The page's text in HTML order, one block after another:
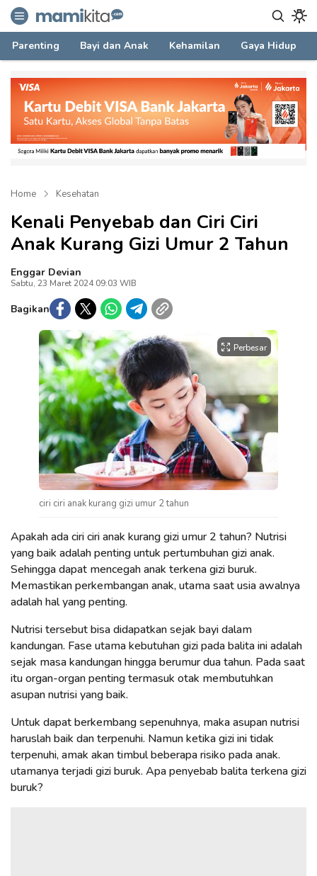
mamikita.com
Informasi Parenting untuk Mami Milenial
Parenting Bayi dan Anak Kehamilan Gaya Hidup
Home Kesehatan
Kenali Penyebab dan Ciri Ciri
Anak Kurang Gizi Umur 2 Tahun
Enggar Devian
Sabtu, 23 Maret 2024 09:03 WIB
Bagikan
Perbesar
ciri ciri anak kurang gizi umur 2 tahun
Apakah ada ciri ciri anak kurang gizi umur 2 tahun? Nutrisi
yang baik adalah penting untuk pertumbuhan gizi anak.
Sehingga dapat mencegah anak terkena gizi buruk.
Memastikan perkembangan anak, utama saat usia awalnya
adalah hal yang penting.
Nutrisi tersebut bisa didapatkan sejak bayi dalam
kandungan. Fase utama kebutuhan gizi pada balita ini adalah
sejak masa kandungan hingga berumur dua tahun. Pada saat
itu organ-organ penting termasuk otak membutuhkan
asupan nutrisi yang baik.
Untuk dapat berkembang sepenuhnya, maka asupan nutrisi
haruslah baik dan terpenuhi. Namun ketika gizi ini tidak
terpenuhi, amak akan timbul beberapa risiko pada anak.
utamanya terjadi gizi buruk. Apa penyebab balita terkena gizi
buruk?